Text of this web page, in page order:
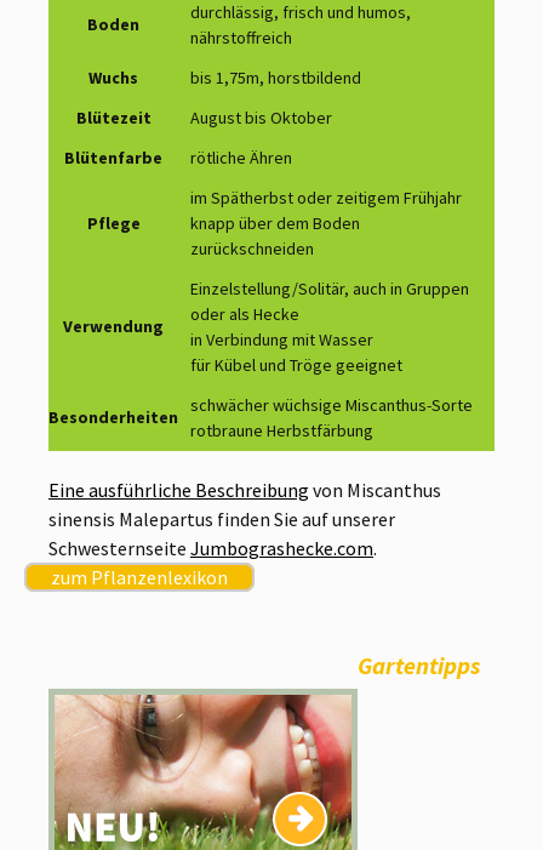
Boden
durchlässig, frisch und humos,
nährstoffreich
Wuchs
bis 1,75m, horstbildend
Blütezeit
August bis Oktober
Blütenfarbe
rötliche Ähren
Pflege
im Spätherbst oder zeitigem Frühjahr
knapp über dem Boden
zurückschneiden
Verwendung
Einzelstellung/Solitär, auch in Gruppen
oder als Hecke
in Verbindung mit Wasser
für Kübel und Tröge geeignet
Besonderheiten
schwächer wüchsige Miscanthus-Sorte
rotbraune Herbstfärbung
Eine ausführliche Beschreibung von Miscanthus
sinensis Malepartus finden Sie auf unserer
Schwesternseite Jumbograshecke.com.
zum Pflanzenlexikon
Gartentipps